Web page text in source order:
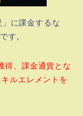
」に課金するな
す。
得、課金通貨とな
ルエレメントを